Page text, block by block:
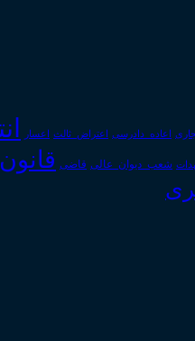
اعاده_دادرسی اعتراض_ثالث اعسار
شعب_دیوان_عالی قاضی قانون